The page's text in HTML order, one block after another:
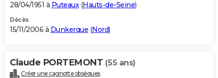
28/04/1951 à Puteaux(Hauts-de-Seine)
Décès
15/11/2006 à Dunkerque (Nord)
Claude PORTEMONT (55 ans)
Créer une cagnotte obsèques